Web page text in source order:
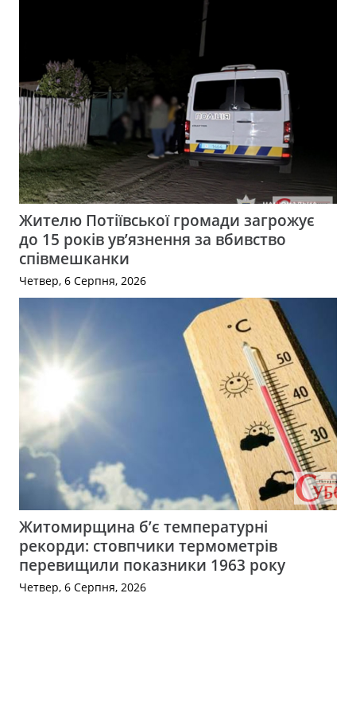
Жителю Потіївської громади загрожує
до 15 років ув’язнення за вбивство
співмешканки
Четвер, 6 Серпня, 2026
Житомирщина б’є температурні
рекорди: стовпчики термометрів
перевищили показники 1963 року
Четвер, 6 Серпня, 2026